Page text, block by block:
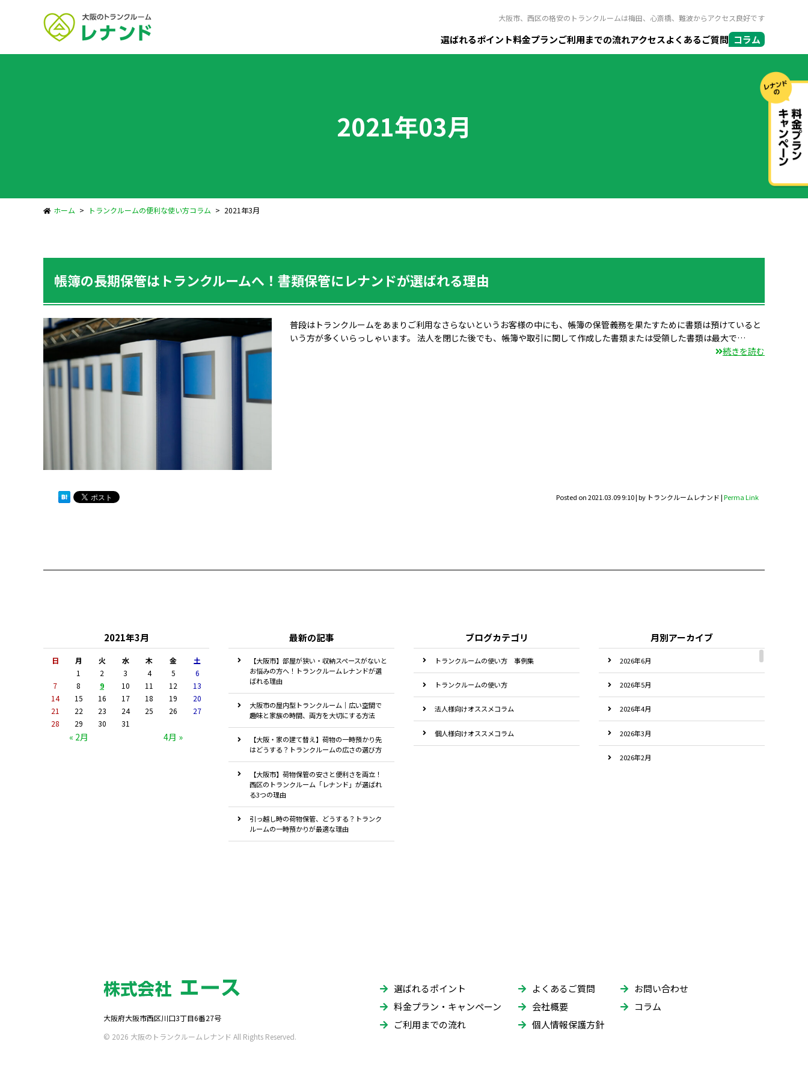
大阪市、西区の格安のトランクルームは梅田、心斎橋、難波からアクセス良好です
選ばれるポイント料金プランご利用までの流れアクセスよくあるご質問 コラム
2021年03月
ホーム トランクルームの便利な使い方コラム 2021年3月
帳簿の長期保管はトランクルームへ！書類保管にレナンドが選ばれる理由
普段はトランクルームをあまりご利用なさらないというお客様の中にも、帳簿の保管義務を果たすために書類は預けていると
いう方が多くいらっしゃいます。 法人を閉じた後でも、帳簿や取引に関して作成した書類または受領した書類は最大で…
続きを読む
Posted on2021.03.09 9:10|by トランクルームレナンド|Perma Link
2021年3月
日 月 火 水 木 金 土
« 2月 4月 »
1 2 3 4 5
6
7
8 9 10 11 12
13
14
15 16 17 18 19
20
21
22 23 24 25 26
27
28
29 30 31
最新の記事
【大阪市】部屋が狭い・収納スペースがないと
お悩みの方へ！トランクルームレナンドが選
ばれる理由
大阪市の屋内型トランクルーム｜広い空間で
趣味と家族の時間、両方を大切にする方法
【大阪・家の建て替え】荷物の一時預かり先
はどうする？トランクルームの広さの選び方
【大阪市】荷物保管の安さと便利さを両立！
西区のトランクルーム「レナンド」が選ばれ
る3つの理由
引っ越し時の荷物保管、どうする？トランク
ルームの一時預かりが最適な理由
ブログカテゴリ
トランクルームの使い方 事例集
トランクルームの使い方
法人様向けオススメコラム
個人様向けオススメコラム
月別アーカイブ
2026年6月
2026年5月
2026年4月
2026年3月
2026年2月
大阪府大阪市西区川口3丁目6番27号
© 2026 大阪のトランクルームレナンド All Rights Reserved.
選ばれるポイント
料金プラン・キャンペーン
ご利用までの流れ
よくあるご質問
会社概要
個人情報保護方針
お問い合わせ
コラム